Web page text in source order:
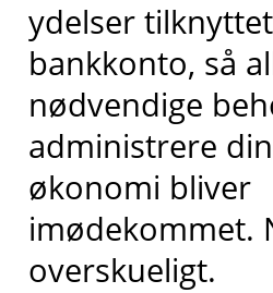
ydelser
bankkonto, så
nødvendige
administrere
økonomi bliver
imødekommet.
overskueligt.